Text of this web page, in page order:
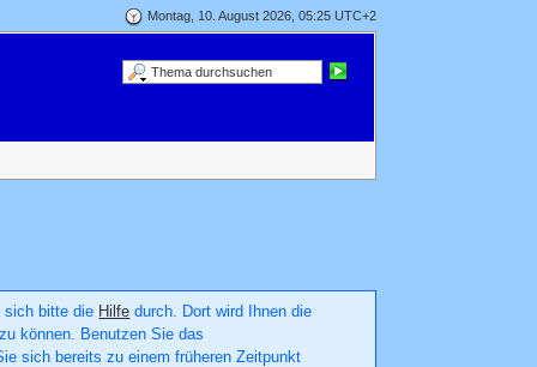
Montag, 10. August 2026, 05:25 UTC+2
sich bitte die Hilfe durch. Dort wird Ihnen die
können. Benutzen Sie das
sich bereits zu einem früheren Zeitpunkt